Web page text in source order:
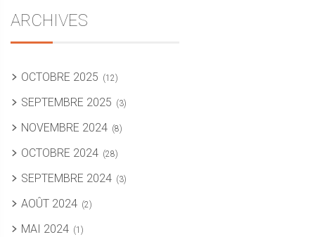
ARCHIVES
OCTOBRE 2025 (12)
SEPTEMBRE 2025 (3)
NOVEMBRE 2024 (8)
OCTOBRE 2024 (28)
SEPTEMBRE 2024 (3)
AOÛT 2024 (2)
MAI 2024 (1)